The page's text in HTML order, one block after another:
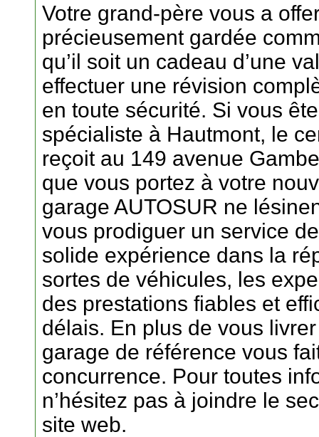
Votre grand-père vous a
précieusement gardée
qu’il soit un cadeau d’une
effectuer une révision
en toute sécurité. Si vous
spécialiste à Hautmont, le
reçoit au 149 avenue
que vous portez à votre
garage AUTOSUR ne
vous prodiguer un service
solide expérience dans la
sortes de véhicules, les
des prestations fiables et
délais. En plus de vous
garage de référence vous
concurrence. Pour toutes
n’hésitez pas à joindre le
site web.